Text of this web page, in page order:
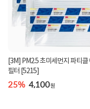
[3M] PM2.5 초미세먼지 파티클
필터 [5215]
25% 4,100원